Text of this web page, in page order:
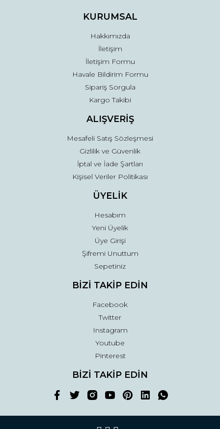
Ürün fiyatı diğer sitelerden daha pahalı.
Gönder
KURUMSAL
Hakkımızda
İletişim
İletişim Formu
Havale Bildirim Formu
Sipariş Sorgula
Kargo Takibi
ALIŞVERİŞ
Mesafeli Satış Sözleşmesi
Gizlilik ve Güvenlik
İptal ve İade Şartları
Kişisel Veriler Politikası
ÜYELİK
Hesabım
Yeni Üyelik
Üye Girişi
Şifremi Unuttum
Sepetiniz
BİZİ TAKİP EDİN
Facebook
Twitter
Instagram
Youtube
Pinterest
BİZİ TAKİP EDİN